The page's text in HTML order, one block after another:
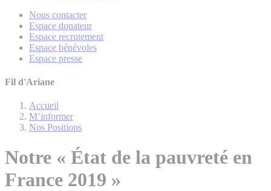
Nous contacter
Espace donateur
Espace recrutement
Espace bénévoles
Espace presse
Fil d'Ariane
Accueil
M’informer
Nos Positions
Notre « État de la pauvreté en
France 2019 »